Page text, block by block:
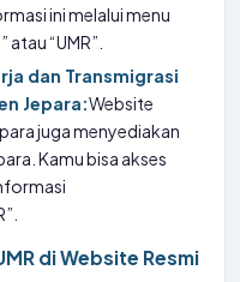
ini melalui menu
“UMR”.
dan Transmigrasi
Jepara:Website
juga menyediakan
Kamu bisa akses
di Website Resmi